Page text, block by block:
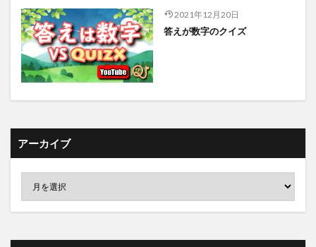
2021年12月20日
答えが数字のクイズ
アーカイブ